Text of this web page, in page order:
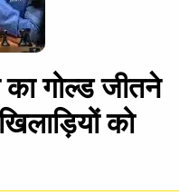
का गोल्ड जीतने
को